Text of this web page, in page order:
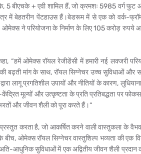
5 बीएचके + एवी शामिल हैं, जो क्रमशः 5985 वर्ग
बेहतरीन पेंटहाउस हैं।बेडरूम में से एक को वर्क-
ओमेक्स ने परियोजना के निर्माण के लिए 105 करोड़
“हमें ओमेक्स रॉयल रेजीडेंसी में हमारी नई लक्जरी
बढ़ती मांग के साथ, रॉयल सिग्नेचर उच्च सुविधाओं और
लागू प्रगतिशील उपायों और नीतियों के कारण,
मूल्यों और उत्कृष्टता के प्रति प्रतिबद्धता पर
और जीवन शैली को पूरा करते हैं।“
करता है, जो आकर्षित करने वाली वास्तुकला के
बीच, ओमेक्स रॉयल सिग्नेचर वास्तुशिल्प भव्यता की
आधुनिक सुविधाओं में एक अद्वितीय जीवन शैली